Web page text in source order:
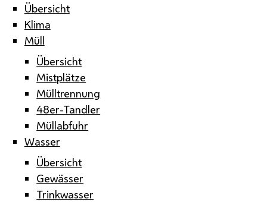
Übersicht
Klima
Müll
Übersicht
Mistplätze
Mülltrennung
48er-Tandler
Müllabfuhr
Wasser
Übersicht
Gewässer
Trinkwasser